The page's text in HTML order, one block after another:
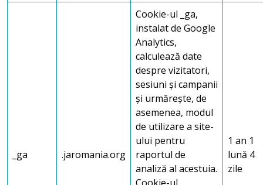
_ga .jaromania.org
Cookie-ul _ga,
instalat de Google
Analytics,
calculează date
despre vizitatori,
sesiuni și campanii
și urmărește, de
asemenea, modul
de utilizare a site-
ului pentru
raportul de
analiză al acestuia.
1 an 1
lună 4
zile